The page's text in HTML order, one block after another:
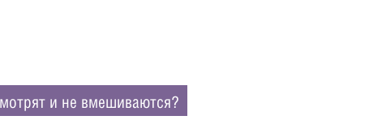
и не вмешиваются?